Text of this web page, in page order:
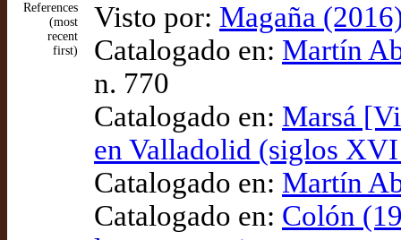
References
(most
recent
first)
Visto por: Magaña
Catalogado en: Martín
n. 770
Catalogado en: Marsá
en Valladolid (siglos
Catalogado en: Martín
Catalogado en: Colón